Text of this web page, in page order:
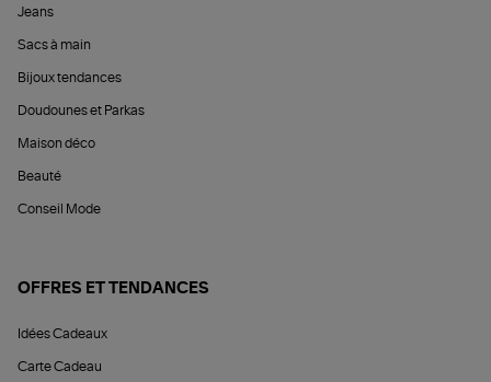
Jeans
Sacs à main
Bijoux tendances
Doudounes et Parkas
Maison déco
Beauté
Conseil Mode
OFFRES ET TENDANCES
Idées Cadeaux
Carte Cadeau